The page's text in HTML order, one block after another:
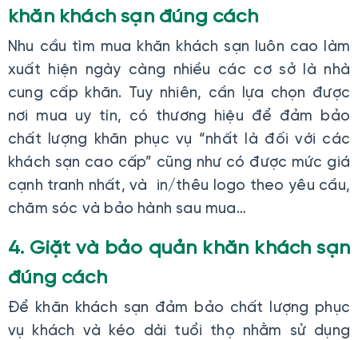
khăn khách sạn đúng cách
Nhu cầu tìm mua khăn khách sạn luôn cao làm
xuất hiện ngày càng nhiều các cơ sở là nhà
cung cấp khăn. Tuy nhiên, cần lựa chọn được
nơi mua uy tín, có thương hiệu để đảm bảo
chất lượng khăn phục vụ “nhất là đối với các
khách sạn cao cấp” cũng như có được mức giá
cạnh tranh nhất, và in/thêu logo theo yêu cầu,
chăm sóc và bảo hành sau mua…
4. Giặt và bảo quản khăn khách sạn
đúng cách
Để khăn khách sạn đảm bảo chất lượng phục
vụ khách và kéo dài tuổi thọ nhằm sử dụng